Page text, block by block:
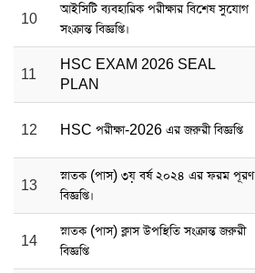
10
আইসিটি ব্যবহারিক পরীক্ষার বিশেষ সুযোগ
সংক্রান্ত বিজ্ঞপ্তি।
11
HSC EXAM 2026 SEAL
PLAN
12 HSC পরীক্ষা-2026 এর জরুরী বিজ্ঞপ্তি
13
স্নাতক (পাস) ৩য় বর্ষ ২০২৪ এর ফরম পূরণ
বিজ্ঞপ্তি।
14
স্নাতক (পাস) ক্লাস উপস্থিতি সংক্রান্ত জরুরী
বিজ্ঞপ্তি